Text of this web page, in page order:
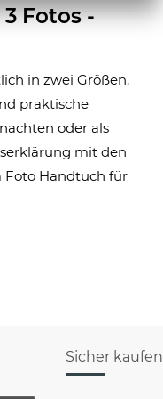
Fotos -
in zwei Größen,
praktische
oder als
mit den
Foto Handtuch für
Sicher kaufen